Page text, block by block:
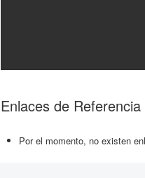
Enlaces de Referencia
Por el momento, no existen